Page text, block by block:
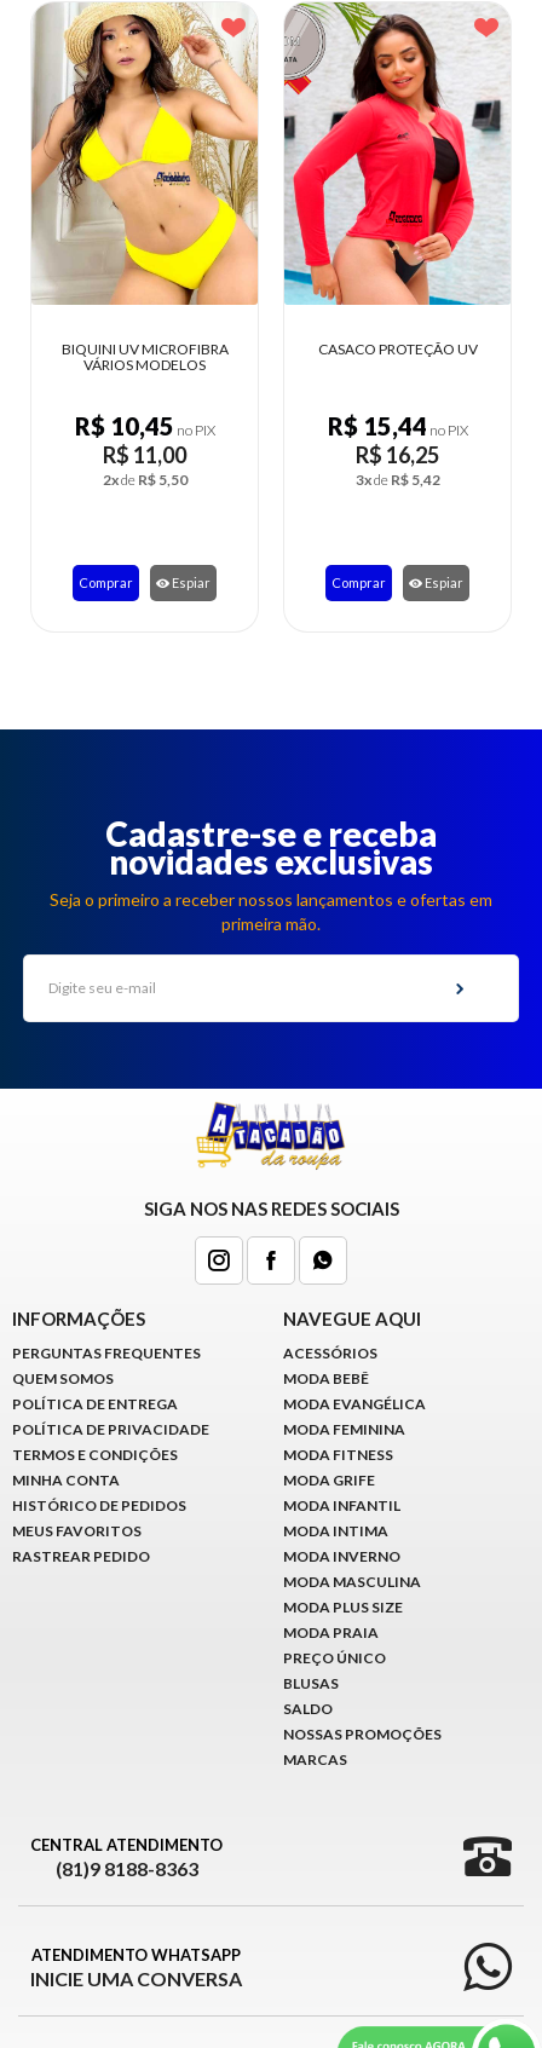
BIQUINI UV MICROFIBRA
VÁRIOS MODELOS
R$ 10,45no PIX
R$ 11,00
R$ 5,50
Comprar Espiar
CASACO PROTEÇÃO UV
R$ 15,44no PIX
R$ 16,25
R$ 5,42
Comprar Espiar
Cadastre-se e receba
novidades exclusivas
Seja o primeiro a receber nossos lançamentos e ofertas em
primeira mão.
SIGA NOS NAS REDES SOCIAIS
INFORMAÇÕES
PERGUNTAS FREQUENTES
QUEM SOMOS
POLÍTICA DE ENTREGA
POLÍTICA DE PRIVACIDADE
TERMOS E CONDIÇÕES
MINHA CONTA
HISTÓRICO DE PEDIDOS
MEUS FAVORITOS
RASTREAR PEDIDO
NAVEGUE AQUI
ACESSÓRIOS
MODA BEBÊ
MODA EVANGÉLICA
MODA FEMININA
MODA FITNESS
MODA GRIFE
MODA INFANTIL
MODA INTIMA
MODA INVERNO
MODA MASCULINA
MODA PLUS SIZE
MODA PRAIA
PREÇO ÚNICO
BLUSAS
SALDO
NOSSAS PROMOÇÕES
MARCAS
CENTRAL ATENDIMENTO
(81)9 8188-8363
ATENDIMENTO WHATSAPP
INICIE UMA CONVERSA